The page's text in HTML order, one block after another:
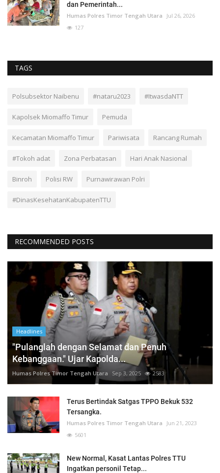
dan Pemerintah...
Humas Polres Timor Tengah Utara
Jul 26, 2026
127
TAGS
Polsubsektor Naibenu #nataru2023 #ItwasdaNTT
Kapolsek Miomaffo Timur Pemuda
Kecamatan Miomaffo Timur Pariwisata Rancang Rumah
#Tokoh adat Zona Perbatasan Hari Anak Nasional
Binroh Polisi RW Purnawirawan Polri
#DinasKesehatanKabupatenTTU
RECOMMENDED POSTS
Headlines
"Pulanglah dengan Selamat dan Penuh
Kebanggaan." Ujar Kapolda...
Humas Polres Timor Tengah Utara Sep 3, 2025 2583
Terus Bertindak Satgas TPPO Bekuk 532
Tersangka.
Humas Polres Timor Tengah Utara
Jun 21, 2023
5601
New Normal, Kasat Lantas Polres TTU
Ingatkan personil Tetap...